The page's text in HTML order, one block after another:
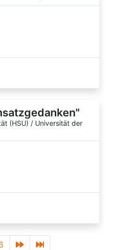
(HSU) / Universität der